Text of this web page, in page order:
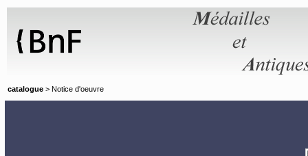
catalogue > Notice d'oeuvre